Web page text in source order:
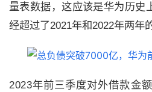
量表数据，这应该是华为历史
经超过了2021年和2022年两年
2023年前三季度对外借款金